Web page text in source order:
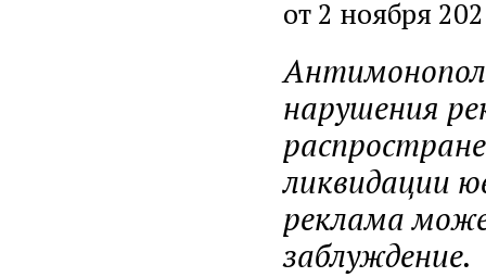
от 2 ноября
нарушения
ликвидации
реклама
заблуждение.